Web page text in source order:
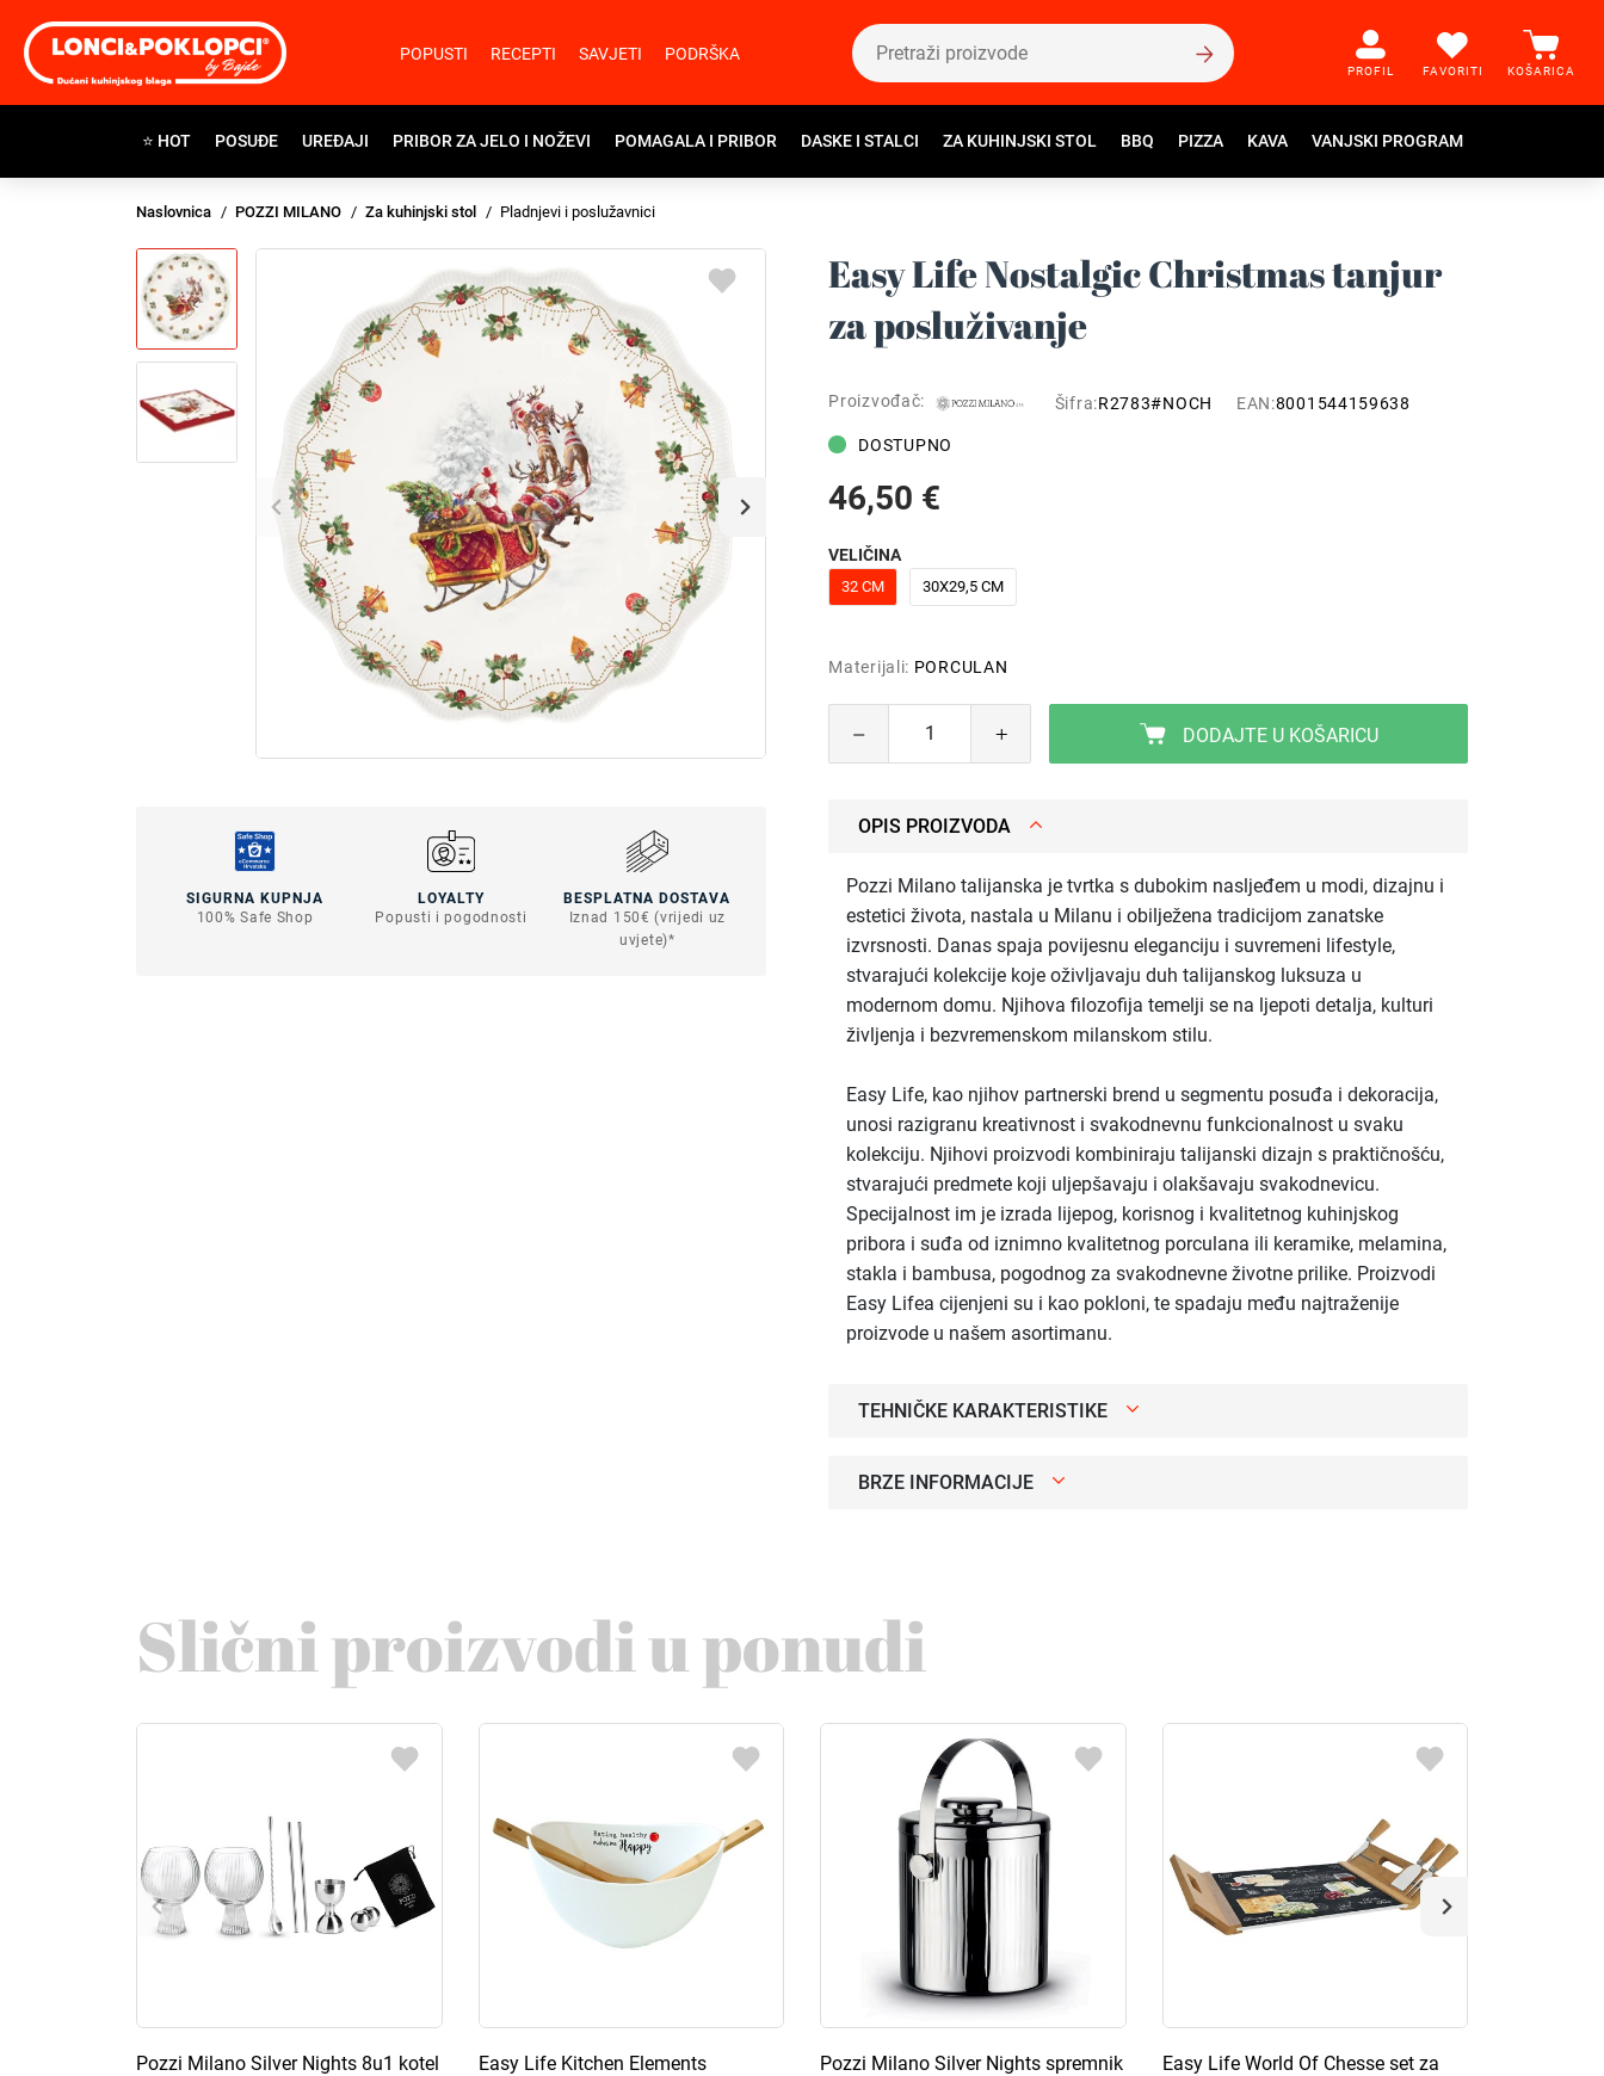
POPUSTI RECEPTI SAVJETI PODRŠKA
PROFIL FAVORITI KOŠARICA
⭐ HOT POSUĐE UREĐAJI PRIBOR ZA JELO I NOŽEVI POMAGALA I PRIBOR DASKE I STALCI ZA KUHINJSKI STOL BBQ PIZZA KAVA VANJSKI PROGRAM
Naslovnica POZZI MILANO Za kuhinjski stol Pladnjevi i poslužavnici
SIGURNA KUPNJA
100% Safe Shop
LOYALTY
Popusti i pogodnosti
BESPLATNA DOSTAVA
Iznad 150€ (vrijedi uz
uvjete)*
Easy Life Nostalgic Christmas tanjur
za posluživanje
Proizvođač: Šifra:R2783#NOCH EAN:8001544159638
DOSTUPNO
46,50 €
VELIČINA
32 CM 30X29,5 CM
Materijali: PORCULAN
DODAJTE U KOŠARICU
OPIS PROIZVODA
Pozzi Milano talijanska je tvrtka s dubokim nasljeđem u modi, dizajnu i
estetici života, nastala u Milanu i obilježena tradicijom zanatske
izvrsnosti. Danas spaja povijesnu eleganciju i suvremeni lifestyle,
stvarajući kolekcije koje oživljavaju duh talijanskog luksuza u
modernom domu. Njihova filozofija temelji se na ljepoti detalja, kulturi
življenja i bezvremenskom milanskom stilu.
Easy Life, kao njihov partnerski brend u segmentu posuđa i dekoracija,
unosi razigranu kreativnost i svakodnevnu funkcionalnost u svaku
kolekciju. Njihovi proizvodi kombiniraju talijanski dizajn s praktičnošću,
stvarajući predmete koji uljepšavaju i olakšavaju svakodnevicu.
Specijalnost im je izrada lijepog, korisnog i kvalitetnog kuhinjskog
pribora i suđa od iznimno kvalitetnog porculana ili keramike, melamina,
stakla i bambusa, pogodnog za svakodnevne životne prilike. Proizvodi
Easy Lifea cijenjeni su i kao pokloni, te spadaju među najtraženije
proizvode u našem asortimanu.
TEHNIČKE KARAKTERISTIKE
BRZE INFORMACIJE
Slični proizvodi u ponudi
Pozzi Milano Silver Nights 8u1 kotel
Easy Life Kitchen Elements
Pozzi Milano Silver Nights spremnik
Easy Life World Of Chesse set za